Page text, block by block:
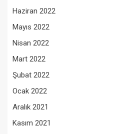
Haziran 2022
Mayıs 2022
Nisan 2022
Mart 2022
Şubat 2022
Ocak 2022
Aralık 2021
Kasım 2021